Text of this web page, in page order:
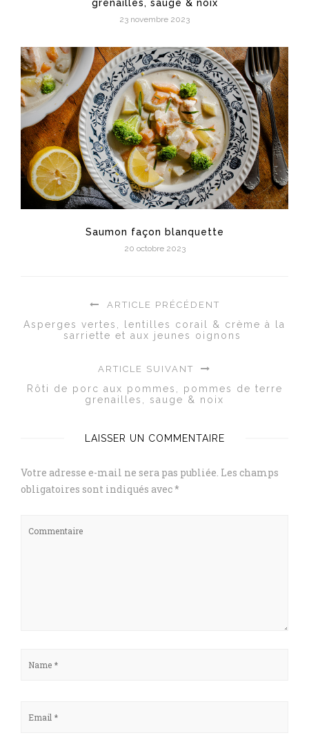
grenailles, sauge & noix
23 novembre 2023
Saumon façon blanquette
20 octobre 2023
ARTICLE PRÉCÉDENT
Asperges vertes, lentilles corail & crème à la
sarriette et aux jeunes oignons
ARTICLE SUIVANT
Rôti de porc aux pommes, pommes de terre
grenailles, sauge & noix
LAISSER UN COMMENTAIRE
Votre adresse e-mail ne sera pas publiée. Les champs
obligatoires sont indiqués avec*